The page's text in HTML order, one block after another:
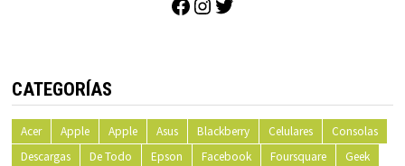
Facebook
Instagram
CATEGORÍAS
Acer Apple Apple Asus Blackberry Celulares
Consolas
Descargas
De Todo Epson Facebook Foursquare
Geek